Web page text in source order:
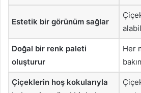
Estetik bir görünüm sağlar
Doğal bir renk paleti
oluşturur
Her
Çiçeklerin hoş kokularıyla